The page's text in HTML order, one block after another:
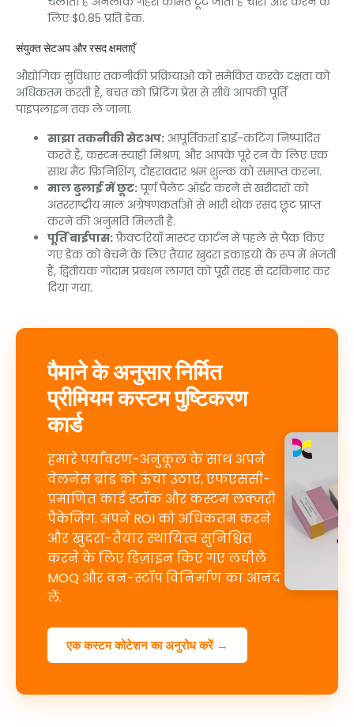
लिए $0.85 प्रति डेक.
संयुक्त सेटअप और रसद क्षमताएँ
औद्योगिक सुविधाएं तकनीकी प्रक्रियाओं को समेकित करके दक्षता को
अधिकतम करती हैं, बचत को प्रिंटिंग प्रेस से सीधे आपकी पूर्ति
पाइपलाइन तक ले जाना.
साझा तकनीकी सेटअप: आपूर्तिकर्ता डाई-कटिंग निष्पादित
करते हैं, कस्टम स्याही मिश्रण, और आपके पूरे रन के लिए एक
साथ मैट फ़िनिशिंग, दोहरावदार श्रम शुल्क को समाप्त करना.
माल ढुलाई में छूट:पूर्ण पैलेट ऑर्डर करने से खरीदारों को
अंतरराष्ट्रीय माल अग्रेषणकर्ताओं से भारी थोक रसद छूट प्राप्त
करने की अनुमति मिलती है.
पूर्ति बाईपास:फ़ैक्टरियाँ मास्टर कार्टन में पहले से पैक किए
गए डेक को बेचने के लिए तैयार खुदरा इकाइयों के रूप में भेजती
हैं, द्वितीयक गोदाम प्रबंधन लागत को पूरी तरह से दरकिनार कर
दिया गया.
पैमाने के अनुसार निर्मित
प्रीमियम कस्टम पुष्टिकरण
कार्ड
हमारे पर्यावरण-अनुकूल के साथ अपने
वेलनेस ब्रांड को ऊंचा उठाएं, एफएससी-
प्रमाणित कार्ड स्टॉक और कस्टम लक्जरी
पैकेजिंग. अपने ROI को अधिकतम करने
और खुदरा-तैयार स्थायित्व सुनिश्चित
करने के लिए डिज़ाइन किए गए लचीले
MOQ और वन-स्टॉप विनिर्माण का आनंद
लें.
एक कस्टम कोटेशन का अनुरोध करें →